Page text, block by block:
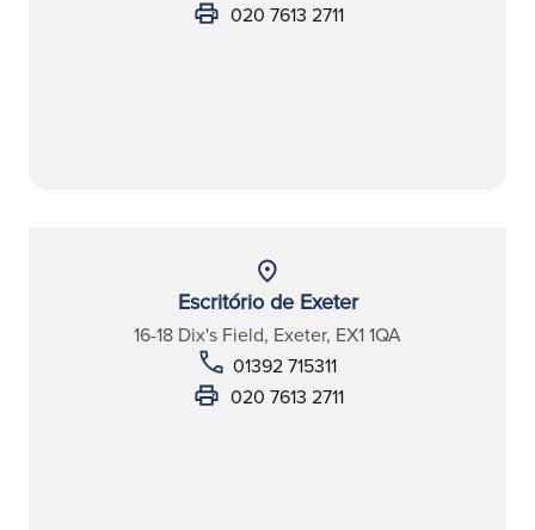
020 7613 2711
Escritório de Exeter
16-18 Dix's Field, Exeter, EX1 1QA
01392 715311
020 7613 2711